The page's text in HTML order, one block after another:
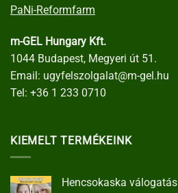
PaNi-Reformfarm
m-GEL Hungary Kft.
1044 Budapest, Megyeri út 51.
Email: ugyfelszolgalat@m-gel.hu
Tel: +36 1 233 0710
KIEMELT TERMÉKEINK
Hencsokaska válogatás